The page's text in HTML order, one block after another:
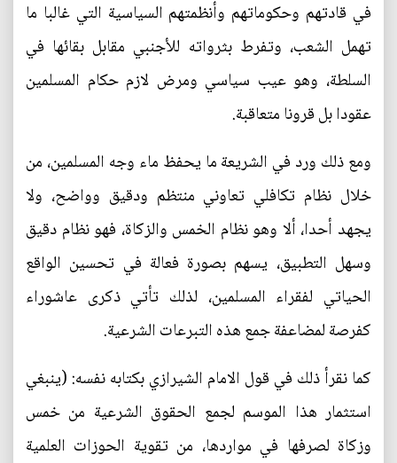
في قادتهم وحكوماتهم وأنظمتهم السياسية التي غالبا ما
تهمل الشعب، وتفرط بثرواته للأجنبي مقابل بقائها في
السلطة، وهو عيب سياسي ومرض لازم حكام المسلمين
عقودا بل قرونا متعاقبة.
ومع ذلك ورد في الشريعة ما يحفظ ماء وجه المسلمين، من
خلال نظام تكافلي تعاوني منتظم ودقيق وواضح، ولا
يجهد أحدا، ألا وهو نظام الخمس والزكاة، فهو نظام دقيق
وسهل التطبيق، يسهم بصورة فعالة في تحسين الواقع
الحياتي لفقراء المسلمين، لذلك تأتي ذكرى عاشوراء
كفرصة لمضاعفة جمع هذه التبرعات الشرعية.
كما نقرأ ذلك في قول الامام الشيرازي بكتابه نفسه: (ينبغي
استثمار هذا الموسم لجمع الحقوق الشرعية من خمس
وزكاة لصرفها في مواردها، من تقوية الحوزات العلمية